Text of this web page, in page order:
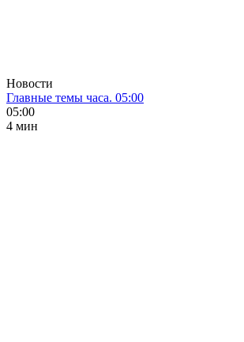
Новости
Главные темы часа. 05:00
05:00
4 мин